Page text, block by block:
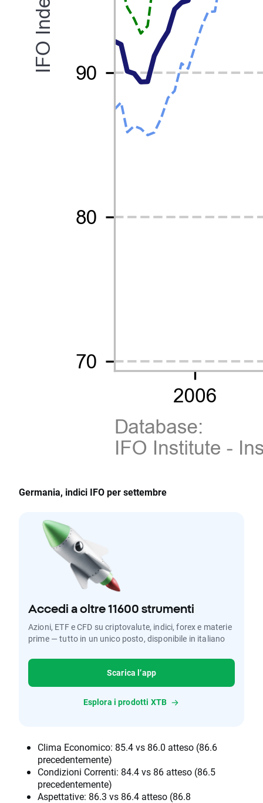
Germania, indici IFO per settembre
Accedi a oltre 11600 strumenti
Azioni, ETF e CFD su criptovalute, indici, forex e materie
prime — tutto in un unico posto, disponibile in italiano
Scarica l’app
Esplora i prodotti XTB
Clima Economico: 85.4 vs 86.0 atteso (86.6
precedentemente)
Condizioni Correnti: 84.4 vs 86 atteso (86.5
precedentemente)
Aspettative: 86.3 vs 86.4 atteso (86.8